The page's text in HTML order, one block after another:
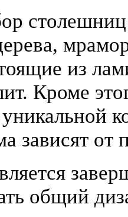
столешниц
из
Кроме
зависят от
общий